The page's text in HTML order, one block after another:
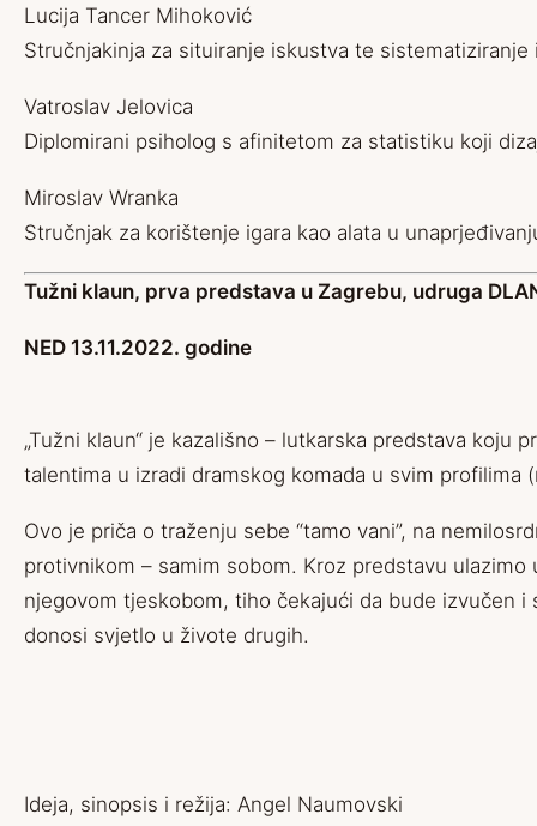
Lucija Tancer Mihoković
Stručnjakinja za situiranje iskustva te sistematiziranje
Vatroslav Jelovica
Diplomirani psiholog s afinitetom za statistiku koji
Miroslav Wranka
Stručnjak za korištenje igara kao alata u
Tužni klaun, prva predstava u Zagrebu, udruga
NED 13.11.2022. godine
„Tužni klaun“ je kazališno – lutkarska predstava
talentima u izradi dramskog komada u svim
Ovo je priča o traženju sebe “tamo vani”, na
protivnikom – samim sobom. Kroz predstavu
njegovom tjeskobom, tiho čekajući da bude izvučen
donosi svjetlo u živote drugih.
Ideja, sinopsis i režija: Angel Naumovski